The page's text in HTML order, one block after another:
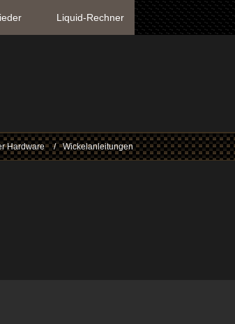
Liquid-Rechner
Hardware Wickelanleitungen